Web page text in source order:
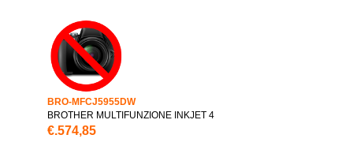
BRO-MFCJ5955DW
BROTHER MULTIFUNZIONE INKJET 4
€.574,85